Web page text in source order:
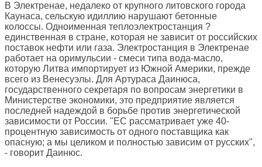
В Электренае, недалеко от крупного литовского города
Каунаса, сельскую идиллию нарушают бетонные
колоссы. Одноименная теплоэлектростанция ?
единственная в стране, которая не зависит от российских
поставок нефти или газа. Электростанция в Электренае
работает на оримульсии - смеси типа вода-масло,
которую Литва импортирует из Южной Америки, прежде
всего из Венесуэлы. Для Артураса Даинюса,
государственного секретаря по вопросам энергетики в
Министерстве экономики, это предприятие является
последней надеждой в борьбе против энергетической
зависимости от России. "ЕС рассматривает уже 40-
процентную зависимость от одного поставщика как
опасную; а мы целиком и полностью зависим от русских",
- говорит Даинюс.